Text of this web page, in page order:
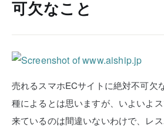
可欠なこと
売れるスマホECサイトに絶対不可欠
種によるとは思いますが、いよいよ
来ているのは間違いないわけで、レ